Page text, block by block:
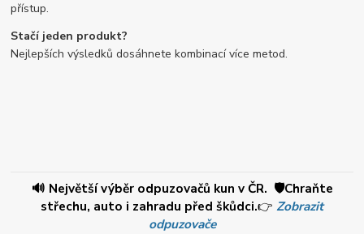
přístup.
Stačí jeden produkt?
Nejlepších výsledků dosáhnete kombinací více metod.
🔊 Největší výběr odpuzovačů kun v ČR. 🛡️Chraňte
střechu, auto i zahradu před škůdci.👉 Zobrazit
odpuzovače